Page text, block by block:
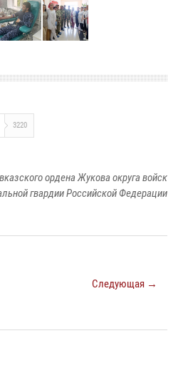
3220
ордена Жукова округа войск
гвардии Российской Федерации
Следующая →